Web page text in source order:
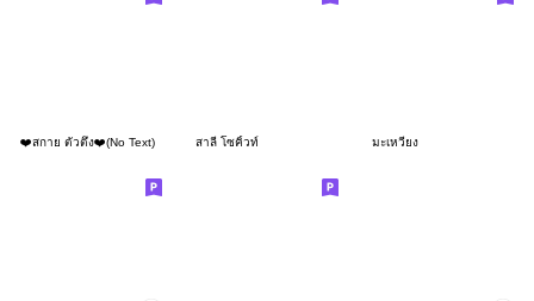
❤️สกาย ตัวตึง❤️(No Text) สาลี่ โซคิ้วท์ มะเหวี่ยง